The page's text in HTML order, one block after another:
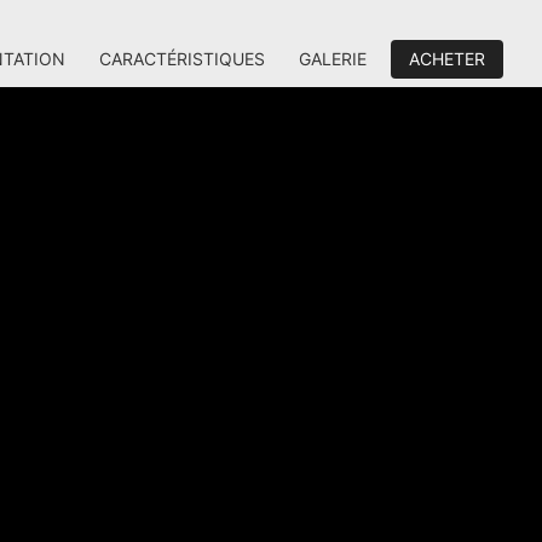
CARACTÉRISTIQUES GALERIE ACHETER